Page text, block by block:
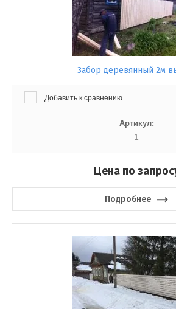
Забор деревянный 2м
Добавить к сравнению
Артикул:
1
Цена по
Подробнее